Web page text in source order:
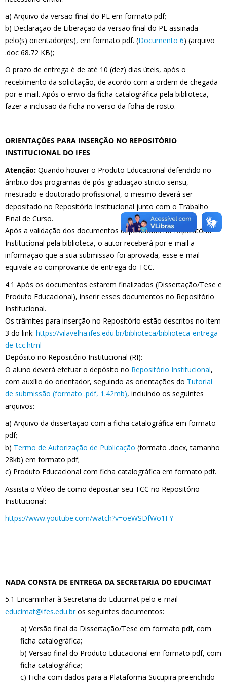
a) Arquivo da versão final do PE em formato pdf;
b) Declaração de Liberação da versão final do PE assinada
pelo(s) orientador(es), em formato pdf. (Documento 6) (arquivo
.doc 68.72 KB);
O prazo de entrega é de até 10 (dez) dias úteis, após o
recebimento da solicitação, de acordo com a ordem de chegada
por e-mail. Após o envio da ficha catalográfica pela biblioteca,
fazer a inclusão da ficha no verso da folha de rosto.
ORIENTAÇÕES PARA INSERÇÃO NO REPOSITÓRIO
INSTITUCIONAL DO IFES
Atenção: Quando houver o Produto Educacional defendido no
âmbito dos programas de pós-graduação stricto sensu,
mestrado e doutorado profissional, o mesmo deverá ser
depositado no Repositório Institucional junto com o Trabalho
Final de Curso.
Após a validação dos documentos depositados no Repositório
Institucional pela biblioteca, o autor receberá por e-mail a
informação que a sua submissão foi aprovada, esse e-mail
equivale ao comprovante de entrega do TCC.
4.1 Após os documentos estarem finalizados (Dissertação/Tese e
Produto Educacional), inserir esses documentos no Repositório
Institucional.
Os trâmites para inserção no Repositório estão descritos no item
3 do link: https://vilavelha.ifes.edu.br/biblioteca/biblioteca-entrega-
de-tcc.html
Depósito no Repositório Institucional (RI):
O aluno deverá efetuar o depósito no Repositório Institucional,
com auxílio do orientador, seguindo as orientações do Tutorial
de submissão (formato .pdf, 1.42mb), incluindo os seguintes
arquivos:
a) Arquivo da dissertação com a ficha catalográfica em formato
pdf;
b) Termo de Autorização de Publicação (formato .docx, tamanho
28kb) em formato pdf;
c) Produto Educacional com ficha catalográfica em formato pdf.
Assista o Vídeo de como depositar seu TCC no Repositório
Institucional:
https://www.youtube.com/watch?v=oeWSDfWo1FY
NADA CONSTA DE ENTREGA DA SECRETARIA DO EDUCIMAT
5.1 Encaminhar à Secretaria do Educimat pelo e-mail
educimat@ifes.edu.bros seguintes documentos:
a) Versão final da Dissertação/Tese em formato pdf, com
ficha catalográfica;
b) Versão final do Produto Educacional em formato pdf, com
ficha catalográfica;
c) Ficha com dados para a Plataforma Sucupira preenchido